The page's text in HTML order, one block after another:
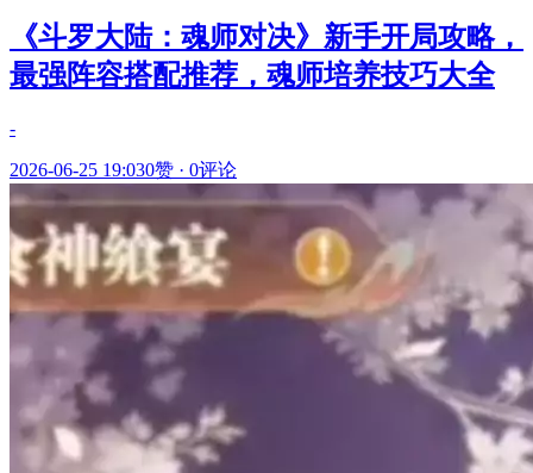
《斗罗大陆：魂师对决》新手开局攻略，
最强阵容搭配推荐，魂师培养技巧大全
-
2026-06-25 19:030赞 · 0评论